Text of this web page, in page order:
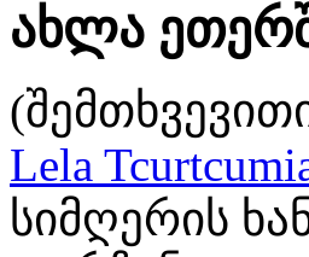
ახლა
Lela
სიმღერის